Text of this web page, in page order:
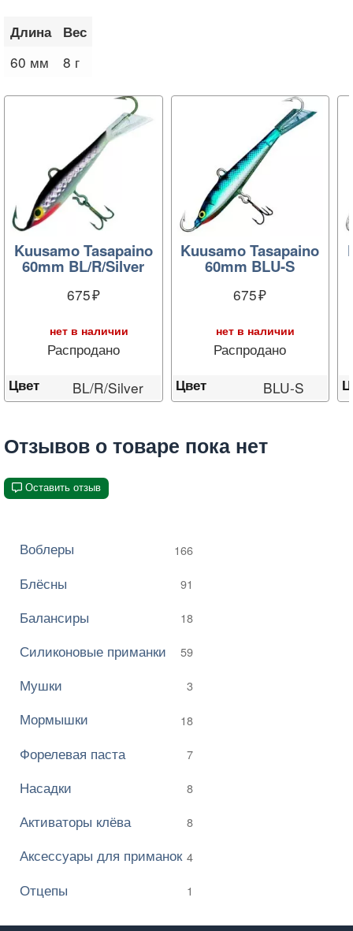
Длина Вес
60 мм 8 г
Kuusamo Tasapaino
60mm BL/R/Silver
675
нет в наличии
Распродано
Цвет BL/R/Silver
Kuusamo Tasapaino
60mm BLU-S
675
нет в наличии
Распродано
Цвет BLU-S
Отзывов о товаре пока нет
Оставить отзыв
Воблеры 166
Блёсны 91
Балансиры 18
Силиконовые приманки 59
Мушки 3
Мормышки 18
Форелевая паста 7
Насадки 8
Активаторы клёва 8
Аксессуары для приманок 4
Отцепы 1